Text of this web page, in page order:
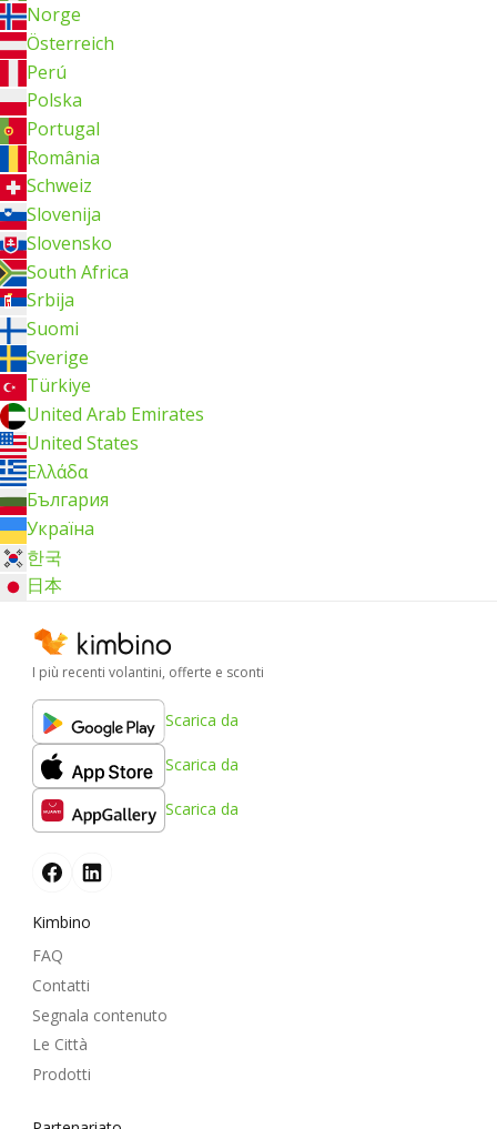
Norge
Österreich
Perú
Polska
Portugal
România
Schweiz
Slovenija
Slovensko
South Africa
Srbija
Suomi
Sverige
Türkiye
United Arab Emirates
United States
Ελλάδα
България
Україна
한국
日本
I più recenti volantini, offerte e sconti
Scarica da
Scarica da
Scarica da
Kimbino
FAQ
Contatti
Segnala contenuto
Le Città
Prodotti